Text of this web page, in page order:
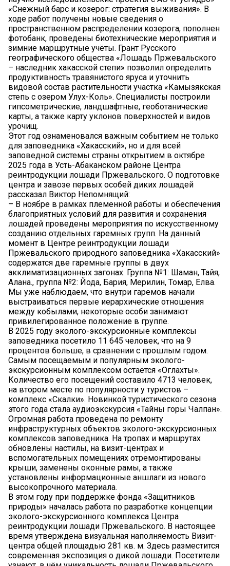
«Снежный барс и козерог: стратегия выживания». В
ходе работ получены новые сведения о
пространственном распределении козерога, пополнен
фотобанк, проведены биотехнические мероприятия и
зимние маршрутные учёты. Грант Русского
географического общества «Лошадь Пржевальского
– наследник хакасской степи» позволил определить
продуктивность травянистого яруса и уточнить
видовой состав растительности участка «Камызякская
степь с озером Улух-Коль». Специалисты построили
гипсометрические, ландшафтные, геоботанические
карты, а также карту уклонов поверхностей и видов
урочищ.
Этот год ознаменовался важным событием не только
для заповедника «Хакасский», но и для всей
заповедной системы страны открытием в октябре
2025 года в Усть-Абаканском районе Центра
реинтродукции лошади Пржевальского. О подготовке
центра и завозе первых особей диких лошадей
рассказал Виктор Непомнящий:
– В ноябре в рамках племенной работы и обеспечения
благоприятных условий для развития и сохранения
лошадей проведены мероприятия по искусственному
созданию отдельных гаремных групп. На данный
момент в Центре реинтродукции лошади
Пржевальского природного заповедника «Хакасский»
содержатся две гаремные группы в двух
акклиматизационных загонах. Группа №1: Шаман, Тайя,
Алана., группа №2: Йода, Бария, Мерилин, Томар, Елва.
Мы уже наблюдаем, что внутри гаремов начали
выстраиваться первые иерархические отношения
между кобылами, некоторые особи занимают
привилегированное положение в группе.
В 2025 году эколого-экскурсионные комплексы
заповедника посетило 11 645 человек, что на 9
процентов больше, в сравнении с прошлым годом.
Самым посещаемым и популярным эколого-
экскурсионным комплексом остаётся «Оглахты».
Количество его посещений составило 4713 человек,
на втором месте по популярности у туристов –
комплекс «Скалки». Новинкой туристического сезона
этого года стала аудиоэкскурсия «Тайны горы Чалпан».
Огромная работа проведена по ремонту
инфраструктурных объектов эколого-экскурсионных
комплексов заповедника. На тропах и маршрутах
обновлены настилы, на визит-центрах и
вспомогательных помещениях отремонтированы
крыши, заменены оконные рамы, а также
установлены информационные аншлаги из нового
высокопрочного материала.
В этом году при поддержке фонда «Защитников
природы» началась работа по разработке концепции
эколого-экскурсионного комплекса Центра
реинтродукции лошади Пржевальского. В настоящее
время утверждена визуальная наполняемость Визит-
центра общей площадью 281 кв. м. Здесь разместится
современная экспозиция о дикой лошади. Посетители